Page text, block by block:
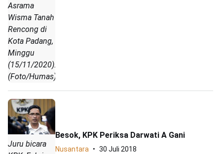
Asrama
Wisma Tanah
Rencong di
Kota Padang,
Minggu
(15/11/2020).
(Foto/Humas)
Juru bicara
Besok, KPK Periksa Darwati A Gani
Nusantara 30 Juli 2018